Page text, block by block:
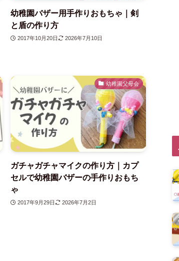
幼稚園バザー用手作りおもちゃ｜剣
と盾の作り方
2017年10月20日 2026年7月10日
幼稚園父母会
ガチャガチャマイクの作り方｜カプ
セルで幼稚園バザーの手作りおもち
ゃ
2017年9月29日 2026年7月2日